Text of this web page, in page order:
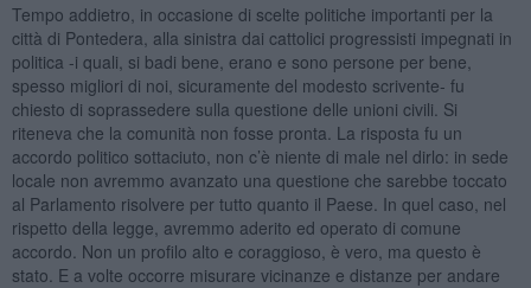
Tempo addietro, in occasione di scelte politiche importanti per la
città di Pontedera, alla sinistra dai cattolici progressisti impegnati in
politica -i quali, si badi bene, erano e sono persone per bene,
spesso migliori di noi, sicuramente del modesto scrivente- fu
chiesto di soprassedere sulla questione delle unioni civili. Si
riteneva che la comunità non fosse pronta. La risposta fu un
accordo politico sottaciuto, non c’è niente di male nel dirlo: in sede
locale non avremmo avanzato una questione che sarebbe toccato
al Parlamento risolvere per tutto quanto il Paese. In quel caso, nel
rispetto della legge, avremmo aderito ed operato di comune
accordo. Non un profilo alto e coraggioso, è vero, ma questo è
stato. E a volte occorre misurare vicinanze e distanze per andare